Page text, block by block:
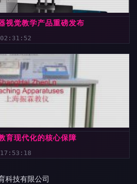
视觉教学产品重磅发布
02:31:52
育现代化的核心保障
17:53:18
科技有限公司